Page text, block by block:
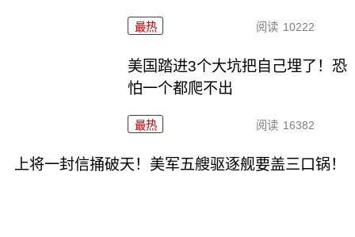
最热 阅读 10222
美国踏进3个大坑把自己埋了！恐
怕一个都爬不出
最热 阅读 16382
上将一封信捅破天！美军五艘驱逐舰要盖三口锅！